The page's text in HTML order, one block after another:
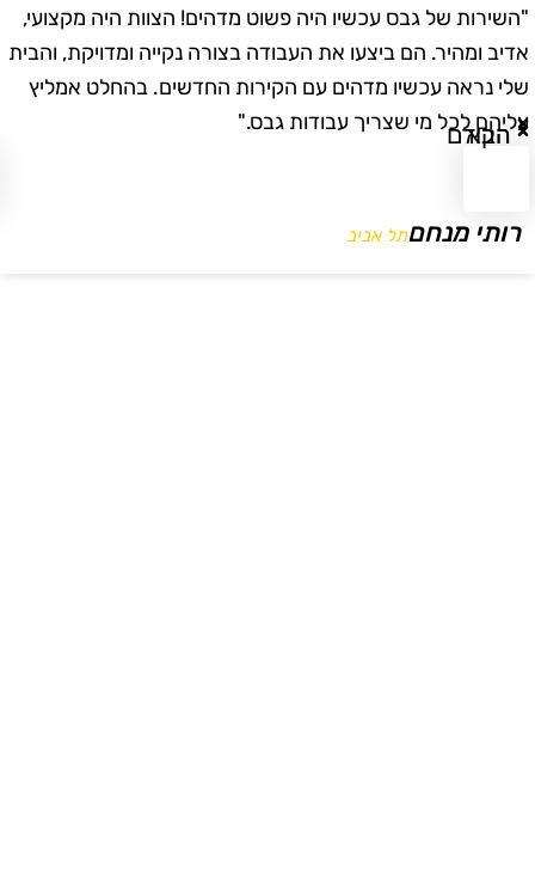
"השירות של גבס עכשיו היה פשוט מדהים! הצוות היה מקצועי,
אדיב ומהיר. הם ביצעו את העבודה בצורה נקייה ומדויקת, והבית
שלי נראה עכשיו מדהים עם הקירות החדשים. בהחלט אמליץ
עליהם לכל מי שצריך עבודות גבס."
רותי מנחםתל אביב
הקודם
הבא